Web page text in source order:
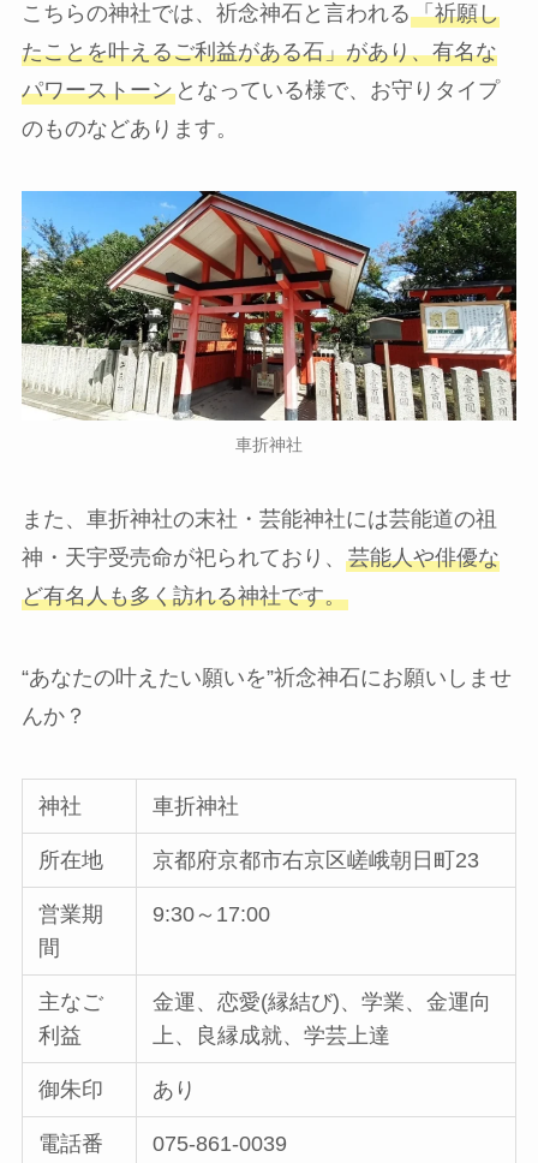
こちらの神社では、祈念神石と言われる「祈願し
たことを叶えるご利益がある石」があり、有名な
パワーストーンとなっている様で、お守りタイプ
のものなどあります。
車折神社
また、車折神社の末社・芸能神社には芸能道の祖
神・天宇受売命が祀られており、 芸能人や俳優な
ど有名人も多く訪れる神社です。
“あなたの叶えたい願いを”祈念神石にお願いしませ
んか？
神社 車折神社
所在地 京都府京都市右京区嵯峨朝日町23
営業期
間
9:30～17:00
主なご
利益
金運、恋愛(縁結び)、学業、金運向
上、良縁成就、学芸上達
御朱印 あり
電話番
075-861-0039